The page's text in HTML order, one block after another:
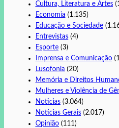
Cultura, Literatura e Artes
Economia (1.135)
Educação e Sociedade
Entrevistas (4)
Esporte (3)
Imprensa e Comunicação
Lusofonia (20)
Memória e Direitos
Mulheres e Violência de
Noticias (3.064)
Notícias Gerais (2.017)
Opinião (111)